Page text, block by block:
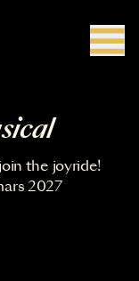
the joyride!
2027